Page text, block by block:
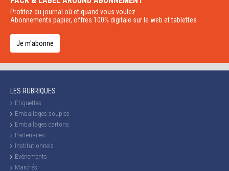
Profitez du journal où et quand vous voulez.
Abonnements papier, offres 100% digitale sur le web et tablettes
Je m'abonne
LES RUBRIQUES
Etiquettes
Emballages souples
Emballages cartons
Partenaires
Institutionnels
Evénements
Marchés